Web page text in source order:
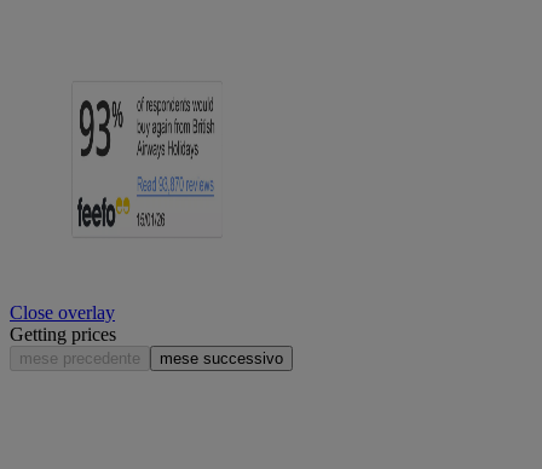
Close overlay
Getting prices
mese precedente mese successivo